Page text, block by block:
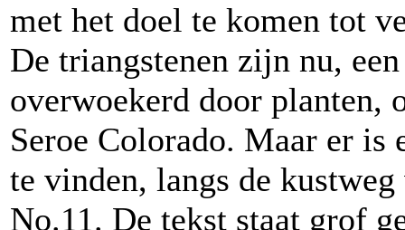
met het doel te komen tot
De triangstenen zijn nu,
overwoekerd door planten,
Seroe Colorado. Maar er is
te vinden, langs de
No.11. De tekst staat grof